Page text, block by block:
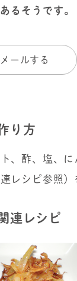
るそうです。
メールする
り方
ト、酢、塩、
連レシピ参照
連レシピ